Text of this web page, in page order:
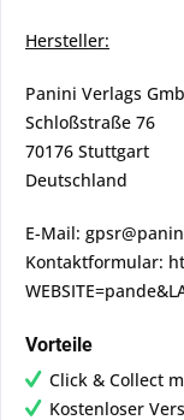
Hersteller:
Panini Verlags
Schloßstraße 76
70176 Stuttgart
Deutschland
E-Mail:
Kontaktformular:
Vorteile
Click & Collect
Kostenloser